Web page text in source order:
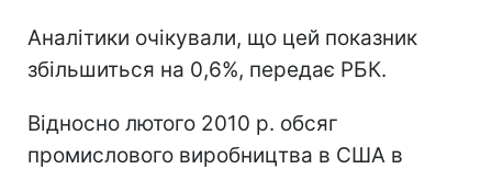
Аналітики очікували, що цей показник
збільшиться на 0,6%, передає РБК.
Відносно лютого 2010 р. обсяг
промислового виробництва в США в